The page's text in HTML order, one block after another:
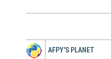
AFPY'S PLANET